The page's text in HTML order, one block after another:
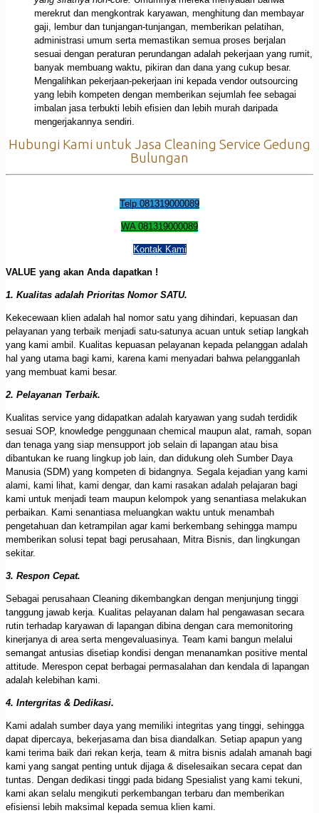
merekrut dan mengkontrak karyawan, menghitung dan membayar
gaji, lembur dan tunjangan-tunjangan, memberikan pelatihan,
administrasi umum serta memastikan semua proses berjalan
sesuai dengan peraturan perundangan adalah pekerjaan yang rumit,
banyak membuang waktu, pikiran dan dana yang cukup besar.
Mengalihkan pekerjaan-pekerjaan ini kepada vendor outsourcing
yang lebih kompeten dengan memberikan sejumlah fee sebagai
imbalan jasa terbukti lebih efisien dan lebih murah daripada
mengerjakannya sendiri.
Hubungi Kami untuk Jasa Cleaning Service Gedung
Bulungan
Telp 081319000089
WA 081319000089
Kontak Kami
VALUE yang akan Anda dapatkan !
1. Kualitas adalah Prioritas Nomor SATU.
Kekecewaan klien adalah hal nomor satu yang dihindari, kepuasan dan
pelayanan yang terbaik menjadi satu-satunya acuan untuk setiap langkah
yang kami ambil. Kualitas kepuasan pelayanan kepada pelanggan adalah
hal yang utama bagi kami, karena kami menyadari bahwa pelangganlah
yang membuat kami besar.
2. Pelayanan Terbaik.
Kualitas service yang didapatkan adalah karyawan yang sudah terdidik
sesuai SOP, knowledge penggunaan chemical maupun alat, ramah, sopan
dan tenaga yang siap mensupport job selain di lapangan atau bisa
dibantukan ke ruang lingkup job lain, dan didukung oleh Sumber Daya
Manusia (SDM) yang kompeten di bidangnya. Segala kejadian yang kami
alami, kami lihat, kami dengar, dan kami rasakan adalah pelajaran bagi
kami untuk menjadi team maupun kelompok yang senantiasa melakukan
perbaikan. Kami senantiasa meluangkan waktu untuk menambah
pengetahuan dan ketrampilan agar kami berkembang sehingga mampu
memberikan solusi tepat bagi perusahaan, Mitra Bisnis, dan lingkungan
sekitar.
3. Respon Cepat.
Sebagai perusahaan Cleaning dikembangkan dengan menjunjung tinggi
tanggung jawab kerja. Kualitas pelayanan dalam hal pengawasan secara
rutin terhadap karyawan di lapangan dibina dengan cara memonitoring
kinerjanya di area serta mengevaluasinya. Team kami bangun melalui
semangat antusias disetiap kondisi dengan menanamkan positive mental
attitude. Merespon cepat berbagai permasalahan dan kendala di lapangan
adalah kelebihan kami.
4. Intergritas & Dedikasi.
Kami adalah sumber daya yang memiliki integritas yang tinggi, sehingga
dapat dipercaya, bekerjasama dan bisa diandalkan. Setiap apapun yang
kami terima baik dari rekan kerja, team & mitra bisnis adalah amanah bagi
kami yang sangat penting untuk dijaga & diselesaikan secara cepat dan
tuntas. Dengan dedikasi tinggi pada bidang Spesialist yang kami tekuni,
kami akan selalu mengikuti perkembangan terbaru dan memberikan
efisiensi lebih maksimal kepada semua klien kami.